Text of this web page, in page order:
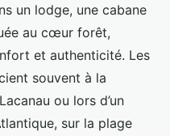
un lodge, une cabane
au cœur forêt,
et authenticité. Les
souvent à la
ou lors d’un
sur la plage